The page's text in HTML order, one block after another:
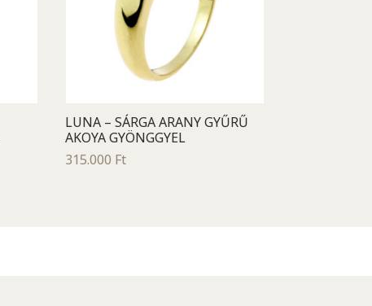
LUNA – SÁRGA ARANY GYŰRŰ
AKOYA GYÖNGGYEL
315.000 Ft